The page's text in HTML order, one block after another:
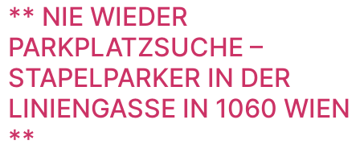
** NIE WIEDER
PARKPLATZSUCHE –
STAPELPARKER IN DER
LINIENGASSE IN 1060 WIEN
**